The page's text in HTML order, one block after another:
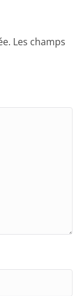
Les champs